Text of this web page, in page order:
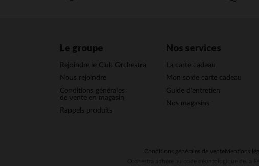
Le groupe
Rejoindre le Club Orchestra
Nous rejoindre
Conditions générales
de vente en magasin
Rappels produits
Nos services
La carte cadeau
Mon solde carte cadeau
Guide d'entretien
Nos magasins
Conditions générales de venteMentions